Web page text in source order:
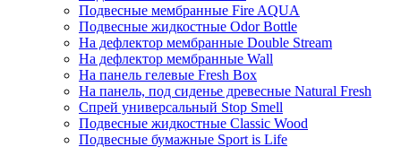
Подвесные мембранные Fire AQUA
Подвесные жидкостные Odor Bottle
На дефлектор мембранные Double Stream
На дефлектор мембранные Wall
На панель гелевые Fresh Box
На панель, под сиденье древесные Natural Fresh
Спрей универсальный Stop Smell
Подвесные жидкостные Classic Wood
Подвесные бумажные Sport is Life